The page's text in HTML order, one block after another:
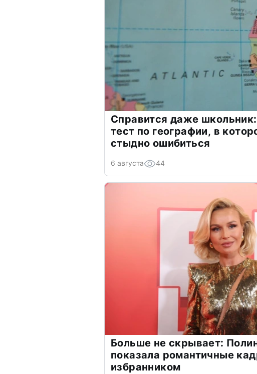
Справится даже
тест по географии, в
стыдно ошибиться
6 августа 44
Больше не скрывает:
показала романтичные
избранником